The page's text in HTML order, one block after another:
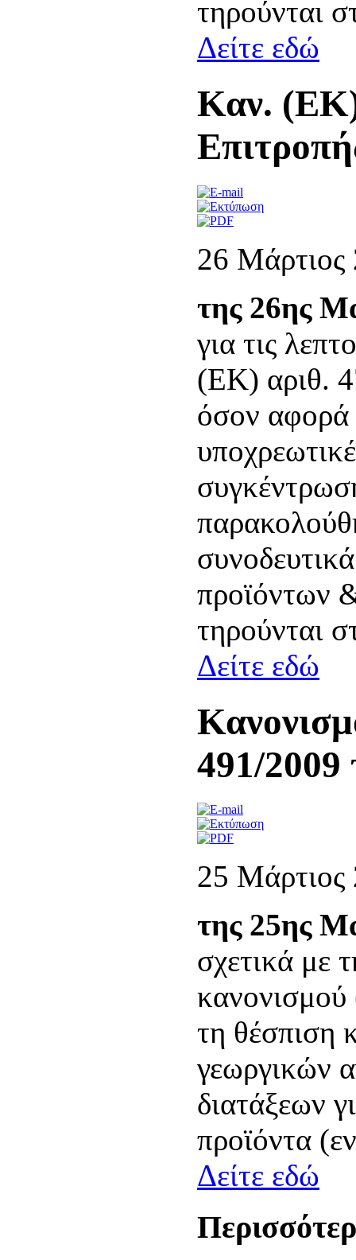
τηρούνται
Δείτε εδώ
Καν.
26 Μάρτιος
της 26ης
για τις
(ΕΚ) αριθ.
όσον αφορά
προϊόντων
τηρούνται
Δείτε εδώ
491/2009
25 Μάρτιος
της 25ης
σχετικά με
τη θέσπιση
γεωργικών
διατάξεων
προϊόντα
Δείτε εδώ